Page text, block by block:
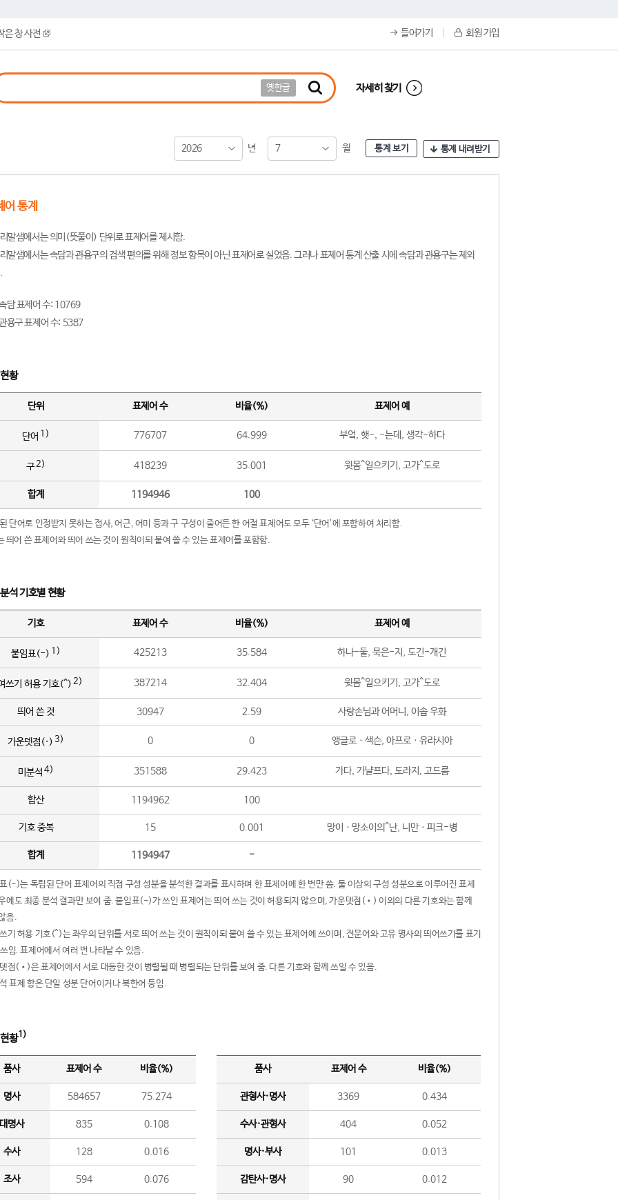
은 창 사전 들어가기 회원 가입
옛한글 자세히 찾기
2026 년 7 월 통계 보기 통계 내려받기
어 통계
말샘에서는 의미(뜻풀이) 단위로 표제어를 제시함.
말샘에서는 속담과 관용구의 검색 편의를 위해 정보 항목이 아닌 표제어로 실었음. 그러나 표제어 통계 산출 시에 속담과 관용구는 제외
담 표제어 수: 10769
용구 표제어 수: 5387
황
단위 표제어 수 비율(%) 표제어 예
단어 1) 776707 64.999 부엌, 햇-, -는데, 생각-하다
구2) 418239 35.001 윗몸^일으키기, 고가^도로
합계 1194946 100
단어로 인정받지 못하는 접사, 어근, 어미 등과 구 구성이 줄어든 한 어절 표제어도 모두 ‘단어’에 포함하여 처리함.
띄어 쓴 표제어와 띄어 쓰는 것이 원칙이되 붙여 쓸 수 있는 표제어를 포함함.
석 기호별 현황
기호 표제어 수 비율(%) 표제어 예
붙임표(-) 1) 425213 35.584 하나-둘, 묵은-지, 도긴-개긴
쓰기 허용 기호(^) 2) 387214 32.404 윗몸^일으키기, 고가^도로
띄어 쓴 것 30947 2.59 사랑손님과 어머니, 이솝 우화
가운뎃점(·) 3) 0 0 앵글로ㆍ색슨, 아프로ㆍ유라시아
미분석 4) 351588 29.423 가다, 가냘프다, 도라지, 고드름
합산 1194962 100
기호 중복 15 0.001 망이ㆍ망소이의^난, 니만ㆍ피크-병
합계 1194947 -
(-)는 독립된 단어 표제어의 직접 구성 성분을 분석한 결과를 표시하며 한 표제어에 한 번만 씀. 둘 이상의 구성 성분으로 이루어진 표제
에도 최종 분석 결과만 보여 줌. 붙임표(-)가 쓰인 표제어는 띄어 쓰는 것이 허용되지 않으며, 가운뎃점(•) 이외의 다른 기호와는 함께
음.
기 허용 기호(^)는 좌우의 단위를 서로 띄어 쓰는 것이 원칙이되 붙여 쓸 수 있는 표제어에 쓰이며, 전문어와 고유 명사의 띄어쓰기를 표기
임. 표제어에서 여러 번 나타날 수 있음.
점(•)은 표제어에서 서로 대등한 것이 병렬될 때 병렬되는 단위를 보여 줌. 다른 기호와 함께 쓰일 수 있음.
표제 항은 단일 성분 단어이거나 북한어 등임.
황1)
품사 표제어 수 비율(%)
명사 584657 75.274
명사 835 0.108
수사 128 0.016
조사 594 0.076
품사 표제어 수 비율(%)
관형사·명사 3369 0.434
수사·관형사 404 0.052
명사·부사 101 0.013
감탄사·명사 90 0.012